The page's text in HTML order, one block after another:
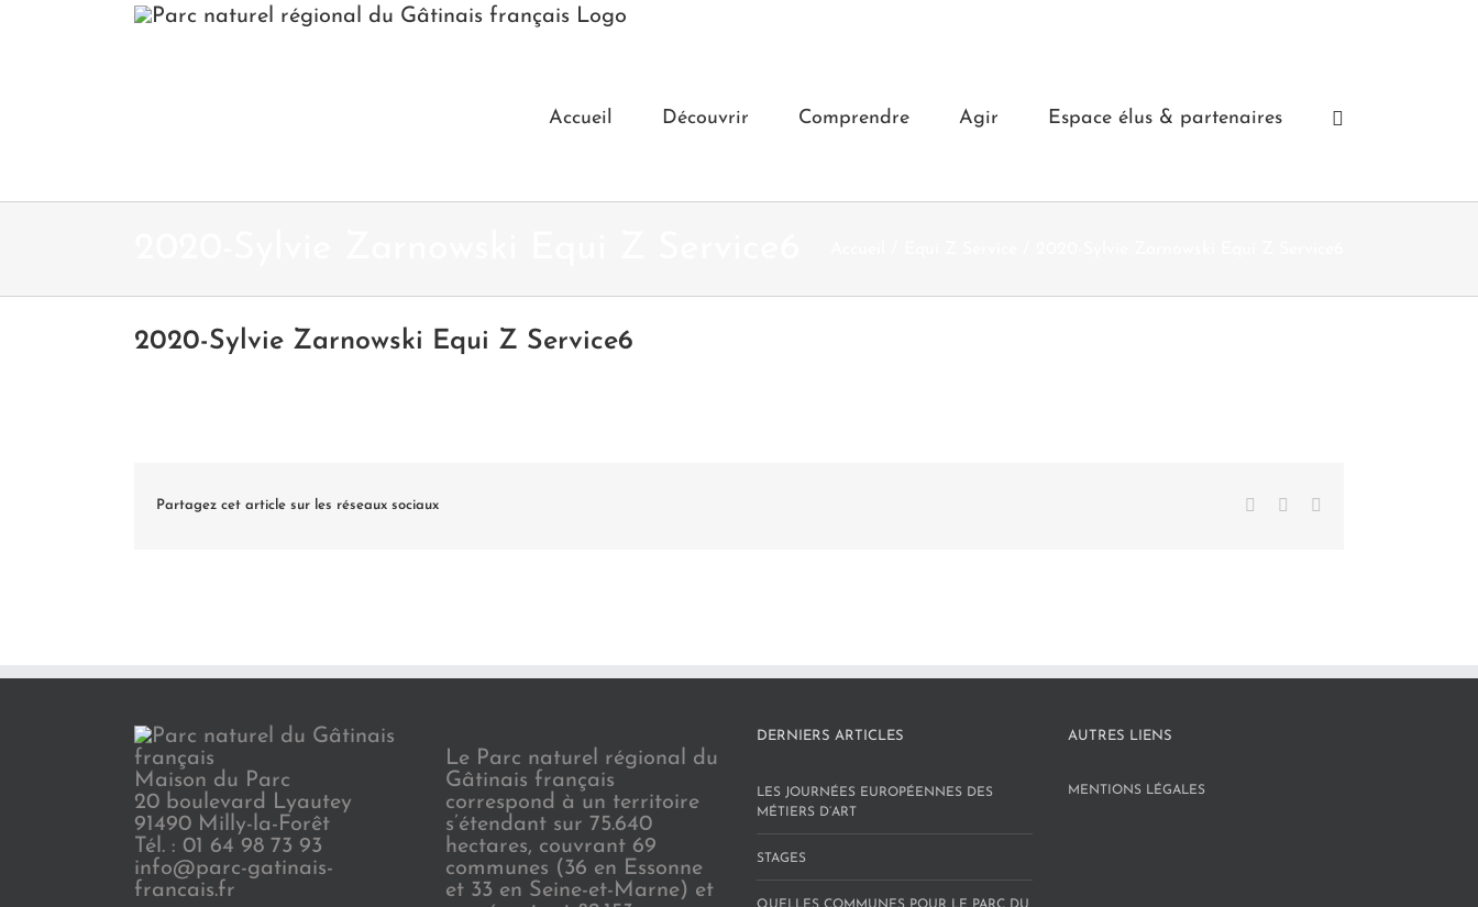
Accueil Découvrir Comprendre Agir Espace élus & partenaires
2020-Sylvie Zarnowski Equi Z Service6
Partagez cet article sur les réseaux sociaux Facebook
Maison du Parc
20 boulevard Lyautey
91490 Milly-la-Forêt
Tél. : 01 64 98 73 93
info@parc-gatinais-
francais.fr
Le Parc naturel régional du
Gâtinais français
correspond à un territoire
s’étendant sur 75.640
hectares, couvrant 69
communes (36 en Essonne
et 33 en Seine-et-Marne) et
DERNIERS ARTICLES
LES JOURNÉES EUROPÉENNES DES
MÉTIERS D’ART
STAGES
AUTRES LIENS
MENTIONS LÉGALES